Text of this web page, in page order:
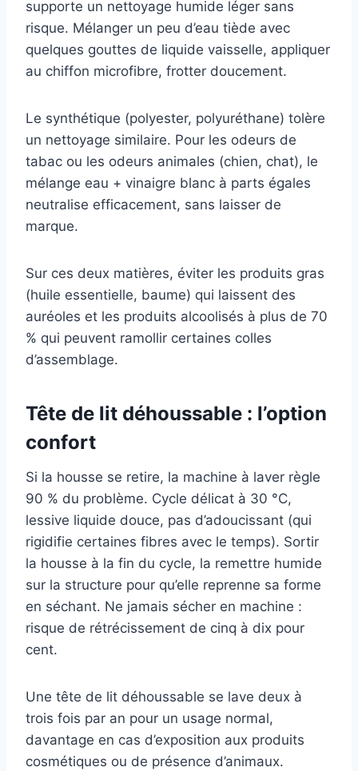
supporte un nettoyage humide léger sans
risque. Mélanger un peu d’eau tiède avec
quelques gouttes de liquide vaisselle, appliquer
au chiffon microfibre, frotter doucement.
Le synthétique (polyester, polyuréthane) tolère
un nettoyage similaire. Pour les odeurs de
tabac ou les odeurs animales (chien, chat), le
mélange eau + vinaigre blanc à parts égales
neutralise efficacement, sans laisser de
marque.
Sur ces deux matières, éviter les produits gras
(huile essentielle, baume) qui laissent des
auréoles et les produits alcoolisés à plus de 70
% qui peuvent ramollir certaines colles
d’assemblage.
Tête de lit déhoussable : l’option
confort
Si la housse se retire, la machine à laver règle
90 % du problème. Cycle délicat à 30 °C,
lessive liquide douce, pas d’adoucissant (qui
rigidifie certaines fibres avec le temps). Sortir
la housse à la fin du cycle, la remettre humide
sur la structure pour qu’elle reprenne sa forme
en séchant. Ne jamais sécher en machine :
risque de rétrécissement de cinq à dix pour
cent.
Une tête de lit déhoussable se lave deux à
trois fois par an pour un usage normal,
davantage en cas d’exposition aux produits
cosmétiques ou de présence d’animaux.